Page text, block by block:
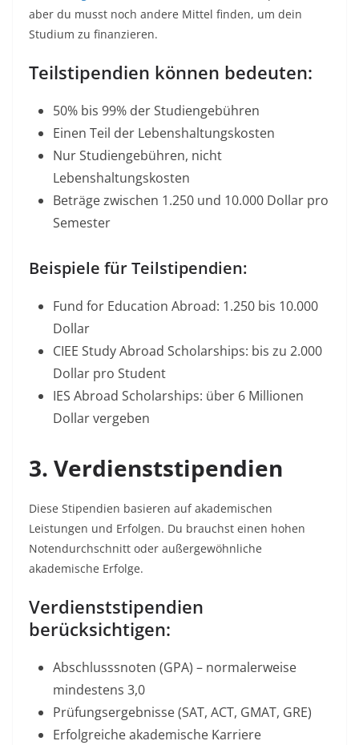
aber du musst noch andere Mittel finden, um dein
Studium zu finanzieren.​
Teilstipendien können bedeuten:
50% bis 99% der Studiengebühren
Einen Teil der Lebenshaltungskosten
Nur Studiengebühren, nicht
Lebenshaltungskosten
Beträge zwischen 1.250 und 10.000 Dollar pro
Semester
Beispiele für Teilstipendien:
Fund for Education Abroad: 1.250 bis 10.000
Dollar​
CIEE Study Abroad Scholarships: bis zu 2.000
Dollar pro Student​
IES Abroad Scholarships: über 6 Millionen
Dollar vergeben​
3. Verdienststipendien
Diese Stipendien basieren auf akademischen
Leistungen und Erfolgen. Du brauchst einen hohen
Notendurchschnitt oder außergewöhnliche
akademische Erfolge.​
Verdienststipendien
berücksichtigen:
Abschlusssnoten (GPA) – normalerweise
mindestens 3,0
Prüfungsergebnisse (SAT, ACT, GMAT, GRE)
Erfolgreiche akademische Karriere